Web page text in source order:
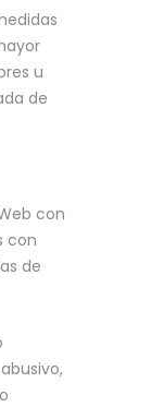
u
de
con
con
de